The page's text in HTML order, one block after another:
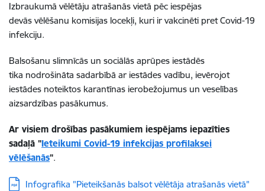
Izbraukumā vēlētāju atrašanās vietā pēc iespējas
devās vēlēšanu komisijas locekļi, kuri ir vakcinēti pret Covid-19
infekciju.
Balsošanu slimnīcās un sociālās aprūpes iestādēs
tika nodrošināta sadarbībā ar iestādes vadību, ievērojot
iestādes noteiktos karantīnas ierobežojumus un veselības
aizsardzības pasākumus.
Ar visiem drošības pasākumiem iespējams iepazīties
sadaļā "Ieteikumi Covid-19 infekcijas profilaksei
vēlēšanās".
Lejupielādēt:
Infografika "Pieteikšanās balsot vēlētāja atrašanās vietā"